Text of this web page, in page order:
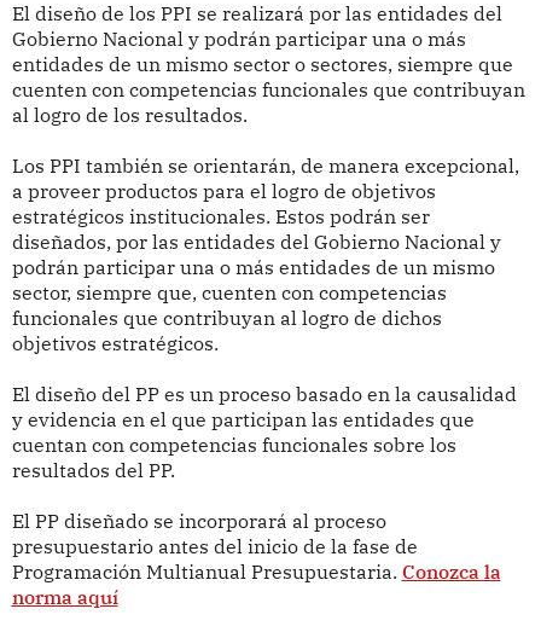
El diseño de los PPI se realizará por las entidades del
Gobierno Nacional y podrán participar una o más
entidades de un mismo sector o sectores, siempre que
cuenten con competencias funcionales que contribuyan
al logro de los resultados.
Los PPI también se orientarán, de manera excepcional,
a proveer productos para el logro de objetivos
estratégicos institucionales. Estos podrán ser
diseñados, por las entidades del Gobierno Nacional y
podrán participar una o más entidades de un mismo
sector, siempre que, cuenten con competencias
funcionales que contribuyan al logro de dichos
objetivos estratégicos.
El diseño del PP es un proceso basado en la causalidad
y evidencia en el que participan las entidades que
cuentan con competencias funcionales sobre los
resultados del PP.
El PP diseñado se incorporará al proceso
presupuestario antes del inicio de la fase de
Programación Multianual Presupuestaria. Conozca la
norma aquí